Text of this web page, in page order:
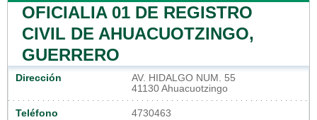
OFICIALIA 01 DE REGISTRO
CIVIL DE AHUACUOTZINGO,
GUERRERO
Dirección
AV. HIDALGO NUM. 55
41130 Ahuacuotzingo
Teléfono 4730463